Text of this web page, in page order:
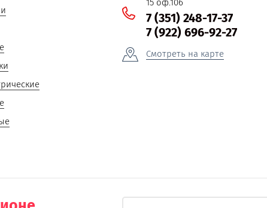
15 оф.106
7 (351) 248-17-37
7 (922) 696-92-27
Смотреть на карте